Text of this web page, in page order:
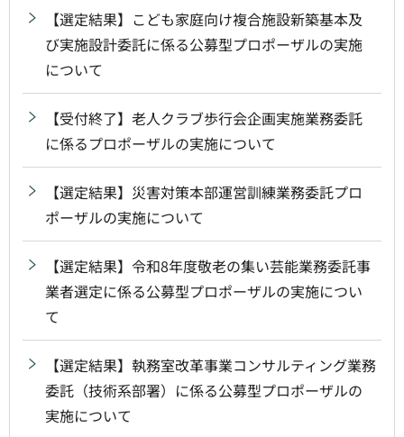
【選定結果】こども家庭向け複合施設新築基本及
び実施設計委託に係る公募型プロポーザルの実施
について
【受付終了】老人クラブ歩行会企画実施業務委託
に係るプロポーザルの実施について
【選定結果】災害対策本部運営訓練業務委託プロ
ポーザルの実施について
【選定結果】令和8年度敬老の集い芸能業務委託事
業者選定に係る公募型プロポーザルの実施につい
て
【選定結果】執務室改革事業コンサルティング業務
委託（技術系部署）に係る公募型プロポーザルの
実施について